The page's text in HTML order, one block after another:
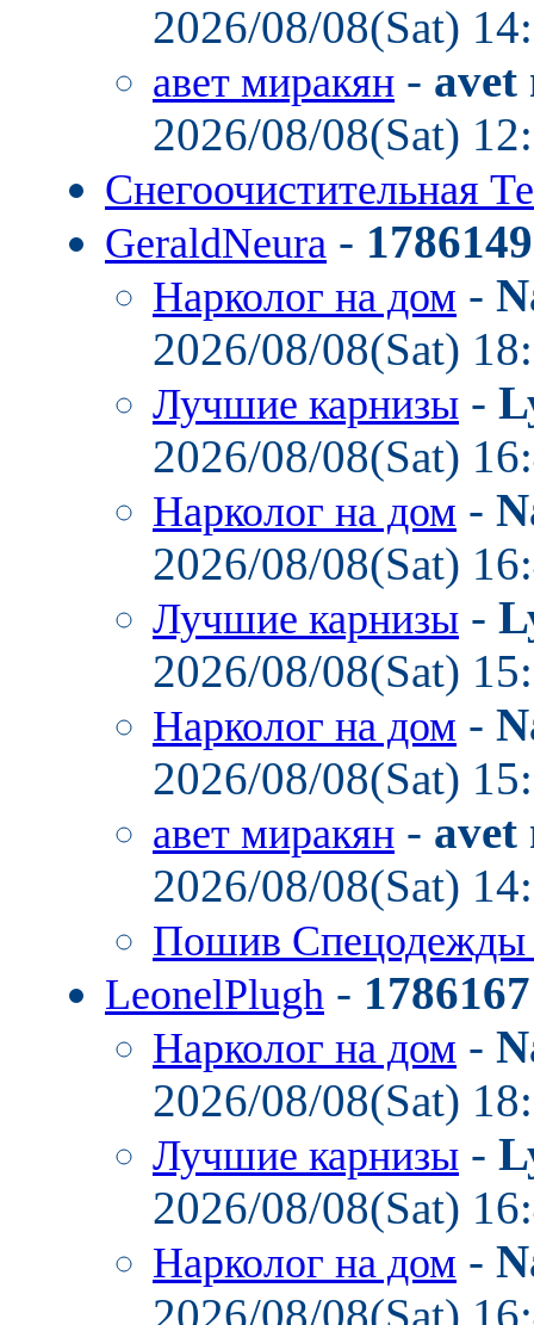
2026/08/08(Sat)
авет миракян - avet
2026/08/08(Sat)
Снегоочистительная
GeraldNeura -
Нарколог на дом -
2026/08/08(Sat)
Лучшие карнизы -
2026/08/08(Sat)
Нарколог на дом -
2026/08/08(Sat)
Лучшие карнизы -
2026/08/08(Sat)
Нарколог на дом -
2026/08/08(Sat)
авет миракян - avet
2026/08/08(Sat)
Пошив
LeonelPlugh -
Нарколог на дом -
2026/08/08(Sat)
Лучшие карнизы -
2026/08/08(Sat)
Нарколог на дом -